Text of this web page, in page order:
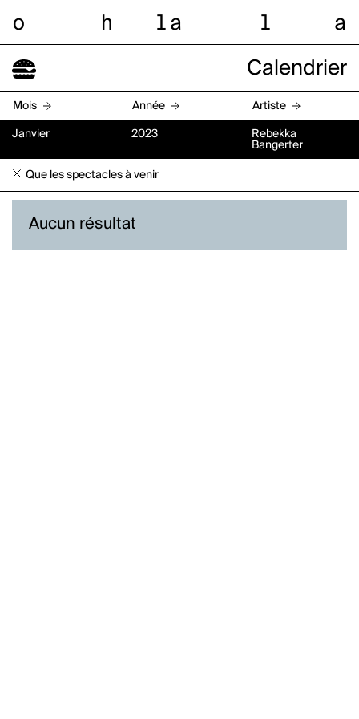
o h l a l a
Calendrier
Mois Année Artiste
Janvier 2023
Rebekka
Bangerter
Que les spectacles à venir
Aucun résultat